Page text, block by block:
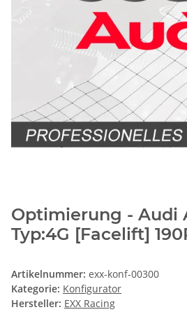
Optimierung - Audi
Typ:4G [Facelift]
Artikelnummer: exx-konf-00300
Kategorie: Konfigurator
Hersteller: EXX Racing